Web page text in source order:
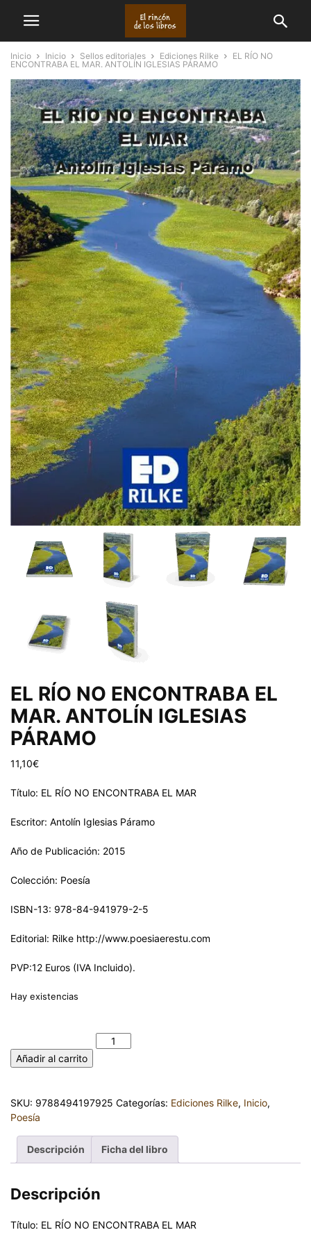
Inicio Inicio Sellos editoriales Ediciones Rilke
EL RÍO NO
ENCONTRABA EL MAR. ANTOLÍN IGLESIAS PÁRAMO
EL RÍO NO ENCONTRABA EL
MAR. ANTOLÍN IGLESIAS
PÁRAMO
11,10€
Título: EL RÍO NO ENCONTRABA EL MAR
Escritor: Antolín Iglesias Páramo
Año de Publicación: 2015
Colección: Poesía
ISBN-13: 978-84-941979-2-5
Editorial: Rilke http://www.poesiaerestu.com
PVP:12 Euros (IVA Incluido).
Hay existencias
Añadir al carrito
SKU: 9788494197925 Categorías: Ediciones Rilke, Inicio,
Poesía
Descripción Ficha del libro
Descripción
Título: EL RÍO NO ENCONTRABA EL MAR